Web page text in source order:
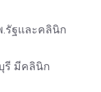
ฐและคลินิก
รี มีคลินิก